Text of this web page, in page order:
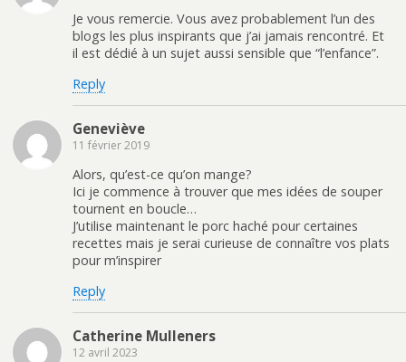
Je vous remercie. Vous avez probablement l’un des
blogs les plus inspirants que j’ai jamais rencontré. Et
il est dédié à un sujet aussi sensible que “l’enfance”.
Reply
Geneviève
11 février 2019
Alors, qu’est-ce qu’on mange?
Ici je commence à trouver que mes idées de souper
tournent en boucle…
J’utilise maintenant le porc haché pour certaines
recettes mais je serai curieuse de connaître vos plats
pour m’inspirer
Reply
Catherine Mulleners
12 avril 2023